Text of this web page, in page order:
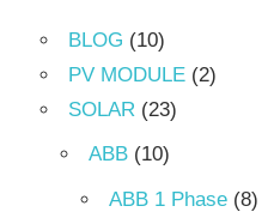
BLOG (10)
PV MODULE (2)
SOLAR (23)
ABB (10)
ABB 1 Phase (8)